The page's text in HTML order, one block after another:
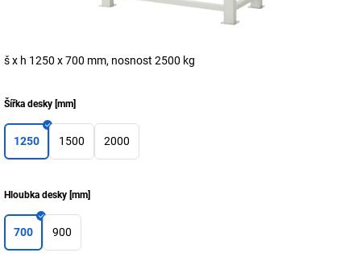
š x h 1250 x 700 mm, nosnost 2500 kg
Šířka desky [mm]
1250 1500 2000
Hloubka desky [mm]
700 900